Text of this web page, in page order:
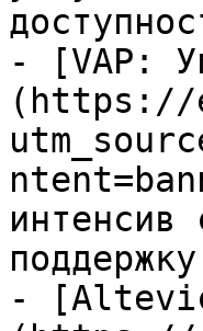
- [VAP:
(https://
-